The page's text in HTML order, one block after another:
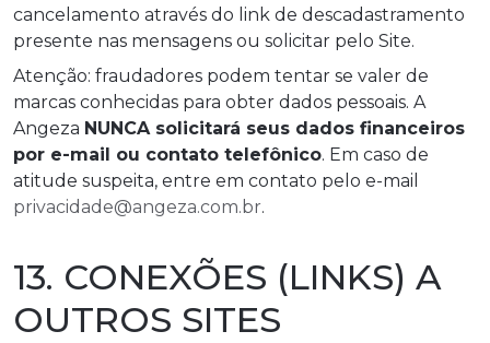
cancelamento através do link de descadastramento
presente nas mensagens ou solicitar pelo Site.
Atenção: fraudadores podem tentar se valer de
marcas conhecidas para obter dados pessoais. A
Angeza NUNCA solicitará seus dados financeiros
por e-mail ou contato telefônico. Em caso de
atitude suspeita, entre em contato pelo e-mail
privacidade@angeza.com.br.
13. CONEXÕES (LINKS) A
OUTROS SITES